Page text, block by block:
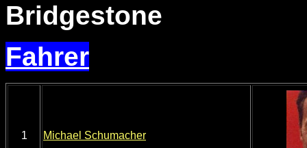
Bridgestone
Fahrer
1 Michael Schumacher